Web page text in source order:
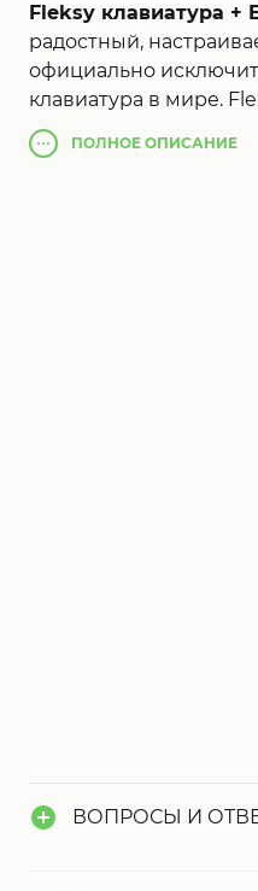
Fleksy клавиатура +
радостный,
официально
клавиатура в мире.
клавиатура,
GIF-ы и налаживать
ПОЛНОЕ ОПИСАНИЕ
ВОПРОСЫ И